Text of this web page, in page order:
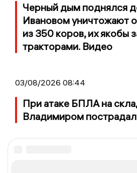
Черный дым поднялся
Ивановом уничтожают
из 350 коров, их якобы
тракторами. Видео
03/08/2026 08:44
При атаке БПЛА на
Владимиром